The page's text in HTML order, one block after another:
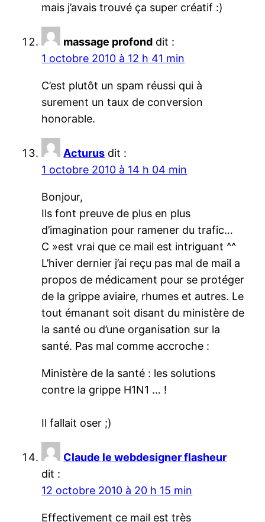
mais j’avais trouvé ça super créatif :)
massage profond dit :
1 octobre 2010 à 12 h 41 min
C’est plutôt un spam réussi qui à
surement un taux de conversion
honorable.
Acturus dit :
1 octobre 2010 à 14 h 04 min
Bonjour,
Ils font preuve de plus en plus
d’imagination pour ramener du trafic…
C »est vrai que ce mail est intriguant ^^
L’hiver dernier j’ai reçu pas mal de mail a
propos de médicament pour se protéger
de la grippe aviaire, rhumes et autres. Le
tout émanant soit disant du ministère de
la santé ou d’une organisation sur la
santé. Pas mal comme accroche :
Ministère de la santé : les solutions
contre la grippe H1N1 … !
Il fallait oser ;)
Claude le webdesigner flasheur
dit :
12 octobre 2010 à 20 h 15 min
Effectivement ce mail est très